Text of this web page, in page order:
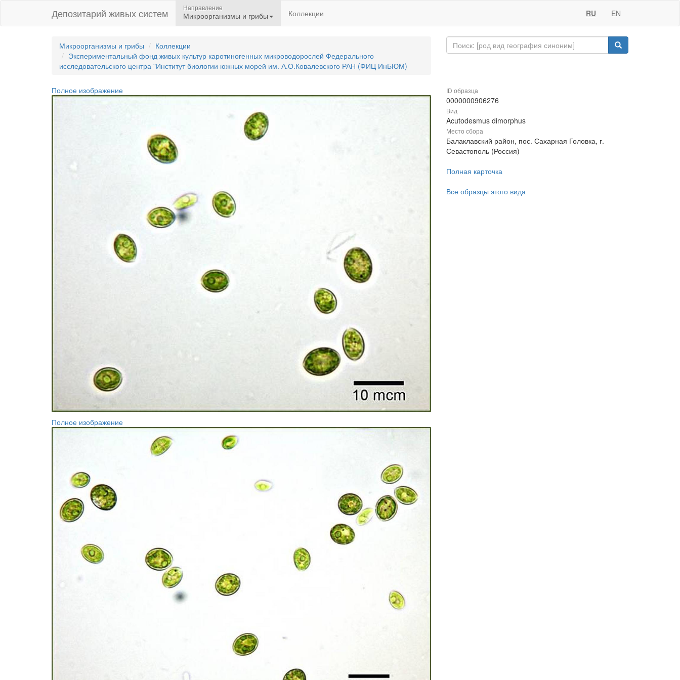
Депозитарий живых систем Направление
Микроорганизмы и грибы Коллекции RU EN
Микроорганизмы и грибы
Коллекции
Экспериментальный фонд живых культур каротиногенных микроводорослей Федерального
исследовательского центра "Институт биологии южных морей им. А.О.Ковалевского РАН (ФИЦ ИнБЮМ)
Полное изображение
Полное изображение
ID образца
0000000906276
Вид
Acutodesmus dimorphus
Место сбора
Балаклавский район, пос. Сахарная Головка, г.
Севастополь (Россия)
Полная карточка
Все образцы этого вида